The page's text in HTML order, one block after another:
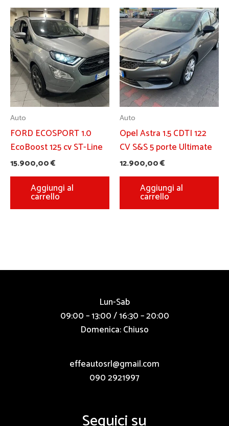
Auto
FORD ECOSPORT 1.0
EcoBoost 125 cv ST-Line
15.900,00€
Aggiungi al
carrello
Auto
Opel Astra 1.5 CDTI 122
CV S&S 5 porte Ultimate
12.900,00€
Aggiungi al
carrello
Lun-Sab
09:00 – 13:00 / 16:30 – 20:00
Domenica: Chiuso
effeautosrl@gmail.com
090 2921997
Seguici su